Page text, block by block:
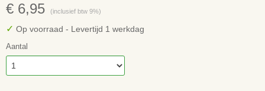
€ 6,95 (inclusief btw 9%)
✓ Op voorraad - Levertijd 1 werkdag
Aantal